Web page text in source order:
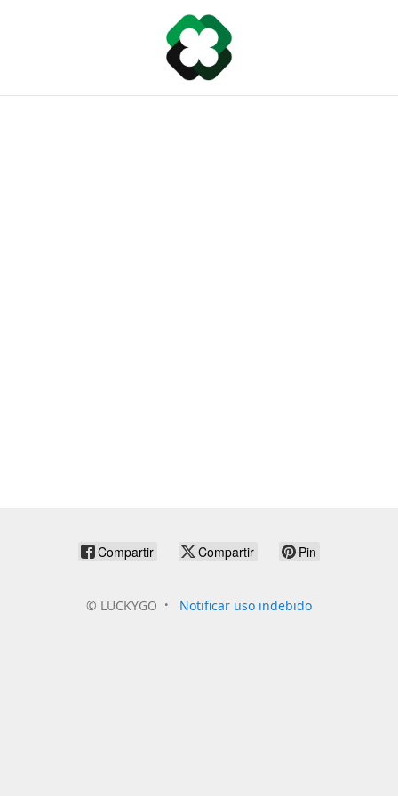
Compartir Compartir Pin
© LUCKYGO Notificar uso indebido